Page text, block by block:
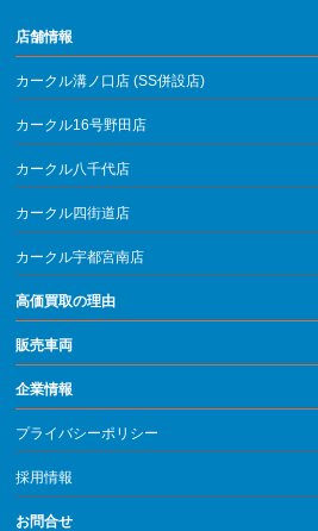
店舗情報
カークル溝ノ口店 (SS併設店)
カークル16号野田店
カークル八千代店
カークル四街道店
カークル宇都宮南店
高価買取の理由
販売車両
企業情報
プライバシーポリシー
採用情報
お問合せ